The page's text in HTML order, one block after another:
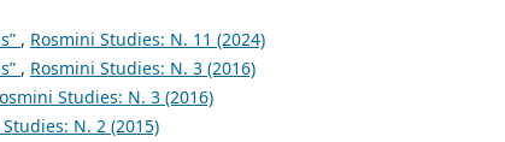
, Rosmini Studies: N. 11 (2024)
, Rosmini Studies: N. 3 (2016)
Studies: N. 3 (2016)
N. 2 (2015)